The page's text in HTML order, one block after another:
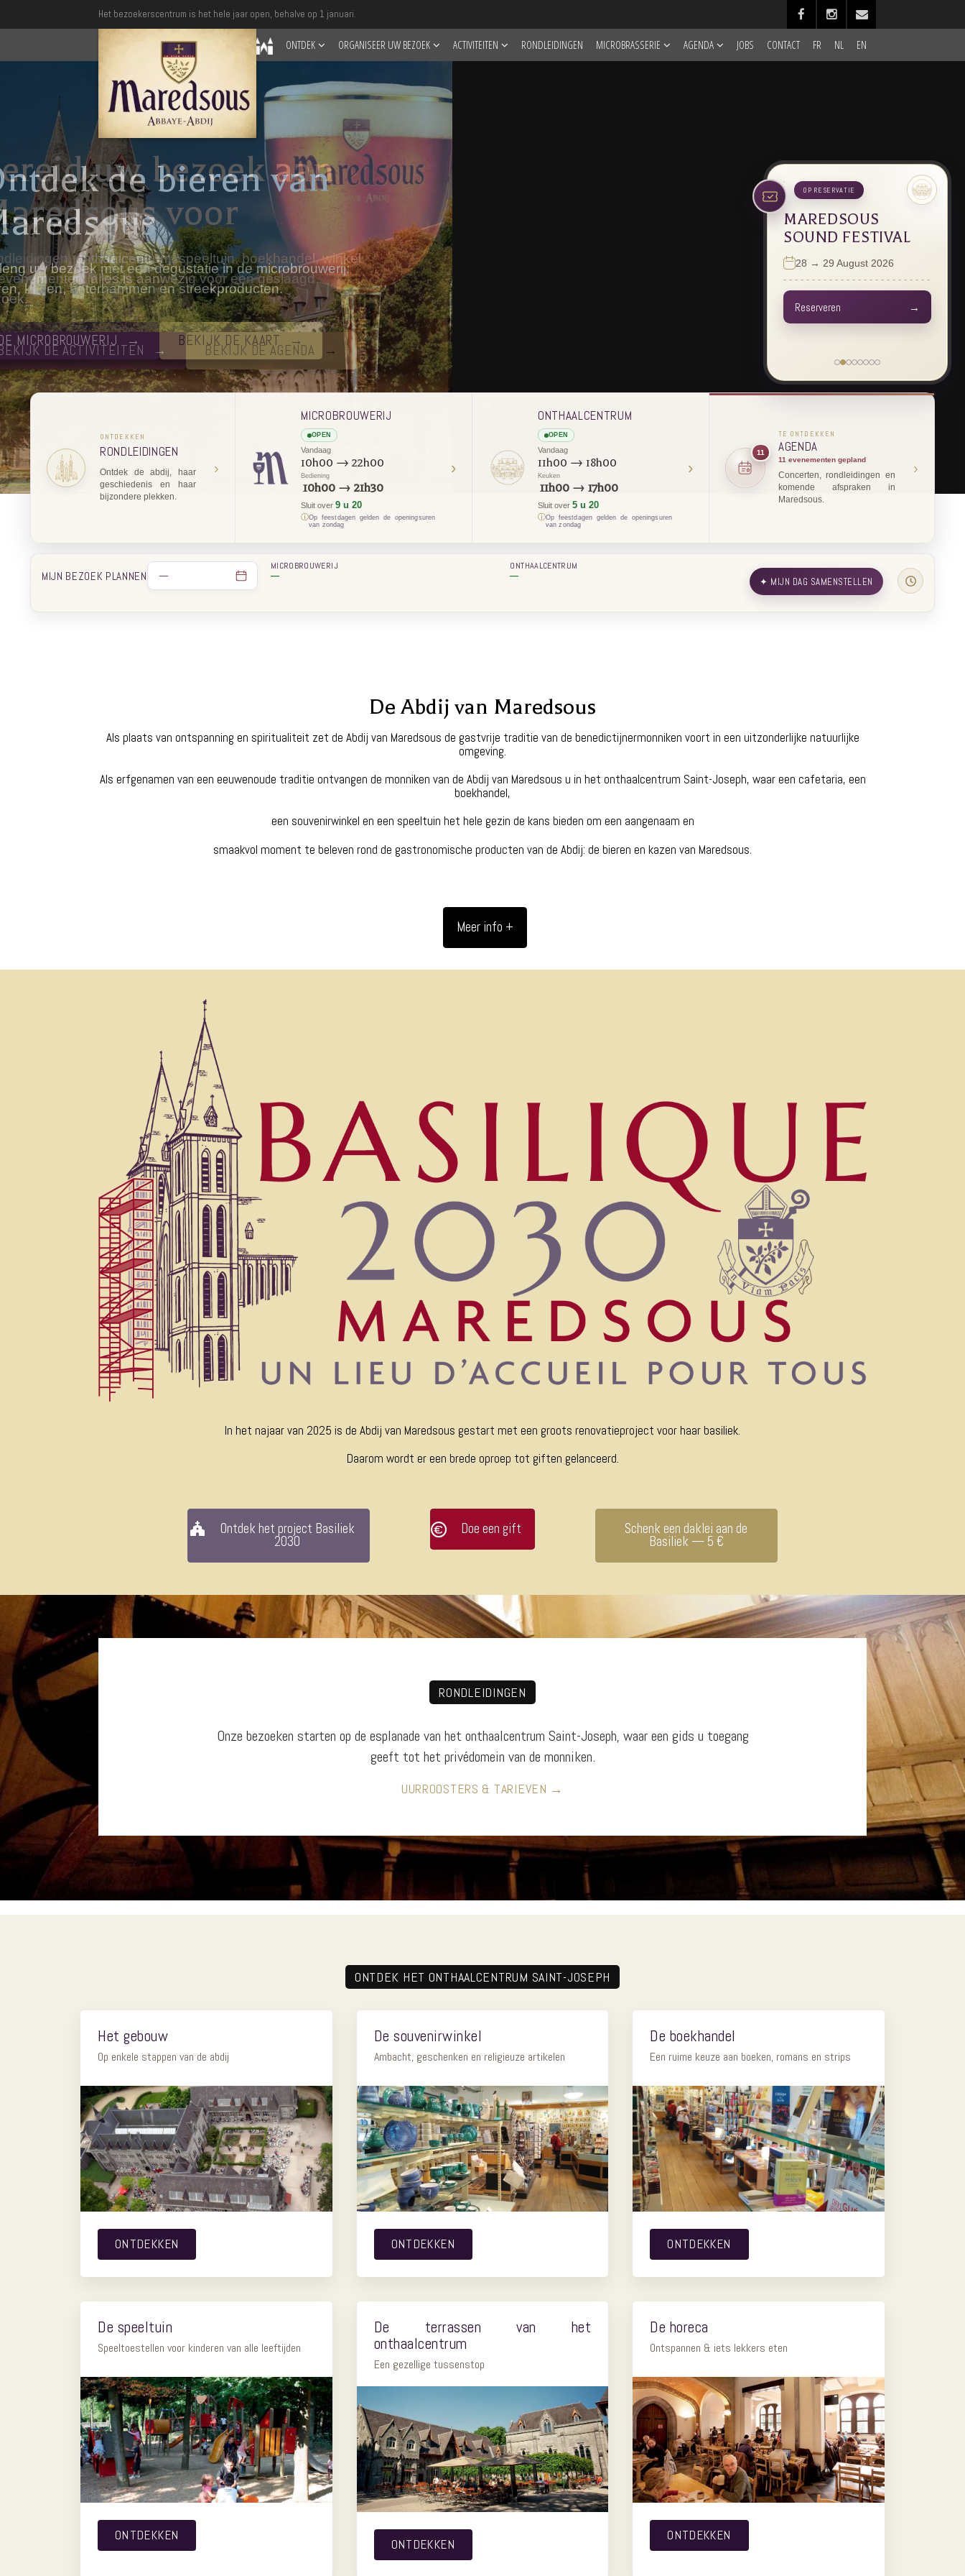
Het bezoekerscentrum is het hele jaar open, behalve op 1 januari.
ONTDEK ORGANISEER UW BEZOEK ACTIVITEITEN RONDLEIDINGEN MICROBRASSERIE AGENDA JOBS CONTACT FR NL EN
uw bezoek aan
voor
onthaalcentrum, speeltuin, boekhandel, winkel
alles is aanwezig voor een geslaagd
DE ACTIVITEITEN BEKIJK DE AGENDA
ONTDEKKEN
RONDLEIDINGEN
Ontdek de abdij, haar
geschiedenis en haar
bijzondere plekken.
›
MICROBROUWERIJ
OPEN
Vandaag
10h00 → 22h00
Bediening
10h00 → 21h30
Sluit over9 u 20
ⓘOp feestdagen gelden de openingsuren
van zondag
›
ONTHAALCENTRUM
OPEN
Vandaag
11h00 → 18h00
Keuken
11h00 → 17h00
Sluit over5 u 20
ⓘOp feestdagen gelden de openingsuren
van zondag
›
11
TE ONTDEKKEN
AGENDA
11 evenementen gepland
Concerten, rondleidingen en
komende afspraken in
Maredsous.
›
MIJN BEZOEK PLANNEN —
MICROBROUWERIJ
—
ONTHAALCENTRUM
— ✦ MIJN DAG SAMENSTELLEN
OP RESERVATIE
MAREDSOUS
SOUND FESTIVAL
28 → 29 August 2026
Reserveren →
De Abdij van Maredsous
Als plaats van ontspanning en spiritualiteit zet de Abdij van Maredsous de gastvrije traditie van de benedictijnermonniken voort in een uitzonderlijke natuurlijke
omgeving.
Als erfgenamen van een eeuwenoude traditie ontvangen de monniken van de Abdij van Maredsous u in het onthaalcentrum Saint-Joseph, waar een cafetaria, een
boekhandel,
een souvenirwinkel en een speeltuin het hele gezin de kans bieden om een aangenaam en
smaakvol moment te beleven rond de gastronomische producten van de Abdij: de bieren en kazen van Maredsous.
Meer info +
In het najaar van 2025 is de Abdij van Maredsous gestart met een groots renovatieproject voor haar basiliek.
Daarom wordt er een brede oproep tot giften gelanceerd.
Ontdek het project Basiliek
2030
Doe een gift Schenk een daklei aan de
Basiliek — 5 €
RONDLEIDINGEN
Onze bezoeken starten op de esplanade van het onthaalcentrum Saint-Joseph, waar een gids u toegang
geeft tot het privédomein van de monniken.
UURROOSTERS & TARIEVEN →
ONTDEK HET ONTHAALCENTRUM SAINT-JOSEPH
Het gebouw
Op enkele stappen van de abdij
ONTDEKKEN
De souvenirwinkel
Ambacht, geschenken en religieuze artikelen
ONTDEKKEN
De boekhandel
Een ruime keuze aan boeken, romans en strips
ONTDEKKEN
De speeltuin
Speeltoestellen voor kinderen van alle leeftijden
ONTDEKKEN
De terrassen van het
onthaalcentrum
Een gezellige tussenstop
ONTDEKKEN
De horeca
Ontspannen & iets lekkers eten
ONTDEKKEN